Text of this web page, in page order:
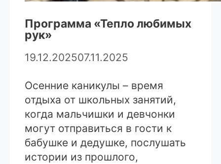
Программа «Тепло любимых
рук»
19.12.202507.11.2025
Осенние каникулы – время
отдыха от школьных занятий,
когда мальчишки и девчонки
могут отправиться в гости к
бабушке и дедушке, послушать
истории из прошлого,